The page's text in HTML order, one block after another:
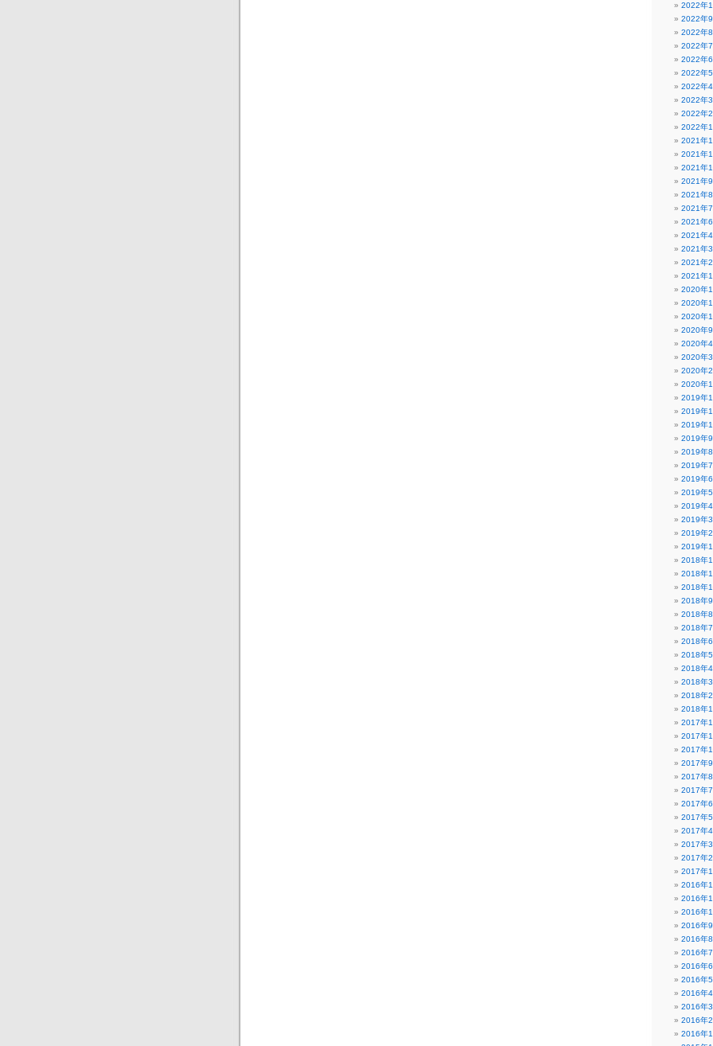
2022年
2022年9
2022年8
2022年7
2022年6
2022年5
2022年4
2022年3
2022年2
2022年1
2021年
2021年
2021年
2021年9
2021年8
2021年7
2021年6
2021年4
2021年3
2021年2
2021年1
2020年
2020年
2020年
2020年9
2020年4
2020年3
2020年2
2020年1
2019年
2019年
2019年
2019年9
2019年8
2019年7
2019年6
2019年5
2019年4
2019年3
2019年2
2019年1
2018年
2018年
2018年
2018年9
2018年8
2018年7
2018年6
2018年5
2018年4
2018年3
2018年2
2018年1
2017年
2017年
2017年
2017年9
2017年8
2017年7
2017年6
2017年5
2017年4
2017年3
2017年2
2017年1
2016年
2016年
2016年
2016年9
2016年8
2016年7
2016年6
2016年5
2016年4
2016年3
2016年2
2016年1